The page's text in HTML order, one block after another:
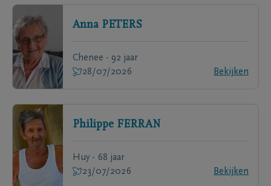
Anna PETERS
Chenee - 92 jaar
28/07/2026
Bekijken
Philippe FERRAN
Huy - 68 jaar
23/07/2026
Bekijken